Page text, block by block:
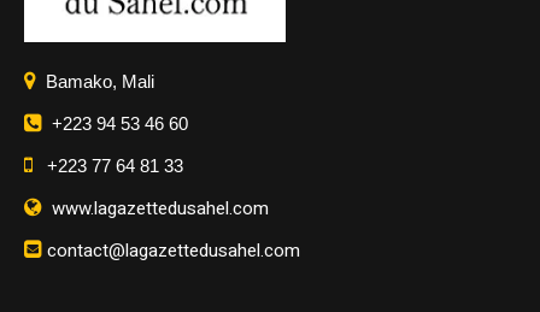
Bamako, Mali
+223 94 53 46 60
+223 77 64 81 33
www.lagazettedusahel.com
contact@lagazettedusahel.com